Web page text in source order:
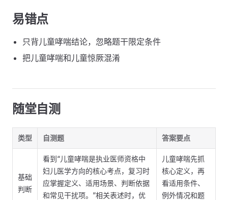
易错点
只背儿童哮喘结论，忽略题干限定条件
把儿童哮喘和儿童惊厥混淆
随堂自测
类型 自测题 答案要点
基础
判断
看到“儿童哮喘是执业医师资格中
妇儿医学方向的核心考点，复习时
应掌握定义、适用场景、判断依据
和常见干扰项。”相关表述时，优
儿童哮喘先抓
核心定义，再
看适用条件、
例外情况和题